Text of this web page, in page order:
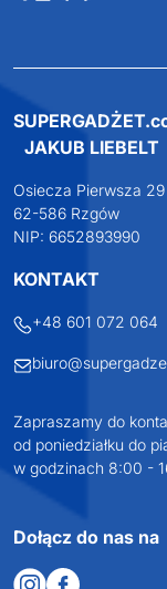
JAKUB LIEBELT
Osiecza Pierwsza 29
62-586 Rzgów
NIP: 6652893990
KONTAKT
+48 601 072 064
Zapraszamy do
od poniedziałku do
w godzinach 8:00 -
Dołącz do nas na